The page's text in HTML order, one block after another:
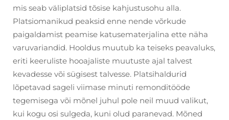
mis seab väliplatsid tõsise kahjustusohu alla.
Platsiomanikud peaksid enne nende võrkude
paigaldamist peamise katusematerjalina ette näha
varuvariandid. Hooldus muutub ka teiseks peavaluks,
eriti keeruliste hooajaliste muutuste ajal talvest
kevadesse või sügisest talvesse. Platsihaldurid
lõpetavad sageli viimase minuti remonditööde
tegemisega või mõnel juhul pole neil muud valikut,
kui kogu osi sulgeda, kuni olud paranevad. Mõned